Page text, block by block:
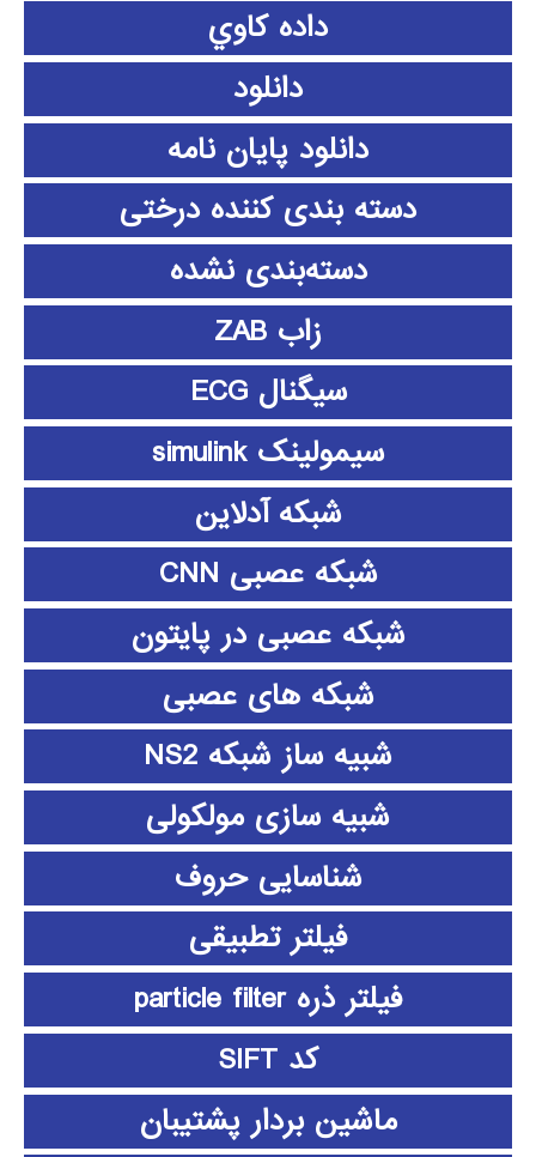
داده كاوي
دانلود
دانلود پايان نامه
دسته بندی کننده درختی
دسته‌بندی نشده
زاب ZAB
سیگنال ECG
سیمولینک simulink
شبکه آدلاین
شبکه عصبی CNN
شبکه عصبی در پایتون
شبکه های عصبی
شبیه ساز شبکه NS2
شبیه سازی مولکولی
شناسایی حروف
فیلتر تطبیقی
فیلتر ذره particle filter
کد SIFT
ماشین بردار پشتیبان